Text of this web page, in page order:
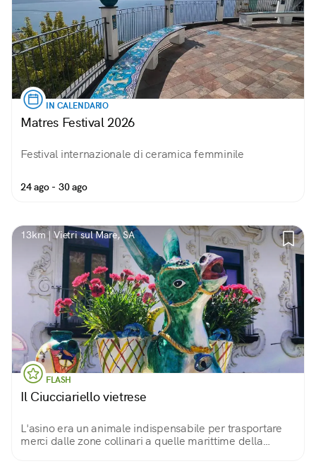
IN CALENDARIO
Matres Festival 2026
Festival internazionale di ceramica femminile
24 ago - 30 ago
13km | Vietri sul Mare, SA
FLASH
Il Ciucciariello vietrese
L'asino era un animale indispensabile per trasportare
merci dalle zone collinari a quelle marittime della